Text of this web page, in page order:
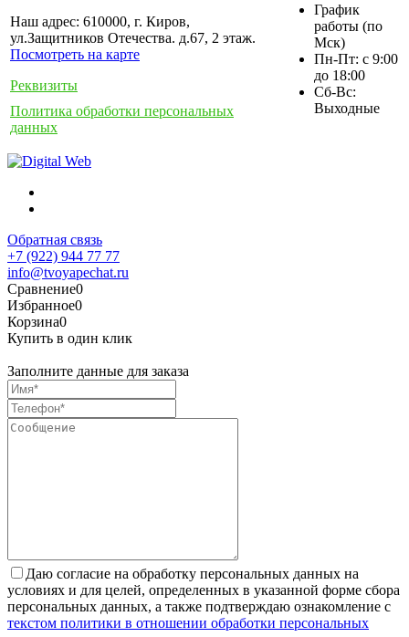
Наш адрес: 610000, г. Киров,
ул.Защитников Отечества. д.67, 2 этаж.
Посмотреть на карте
Реквизиты
Политика обработки персональных
данных
График
работы (по
Мск)
Пн-Пт: с 9:00
до 18:00
Сб-Вс:
Выходные
Обратная связь
+7 (922) 944 77 77
info@tvoyapechat.ru
Сравнение0
Избранное0
Корзина0
Купить в один клик
Заполните данные для заказа
Даю согласие на обработку персональных данных на
условиях и для целей, определенных в указанной форме сбора
персональных данных, а также подтверждаю ознакомление с
текстом политики в отношении обработки персональных